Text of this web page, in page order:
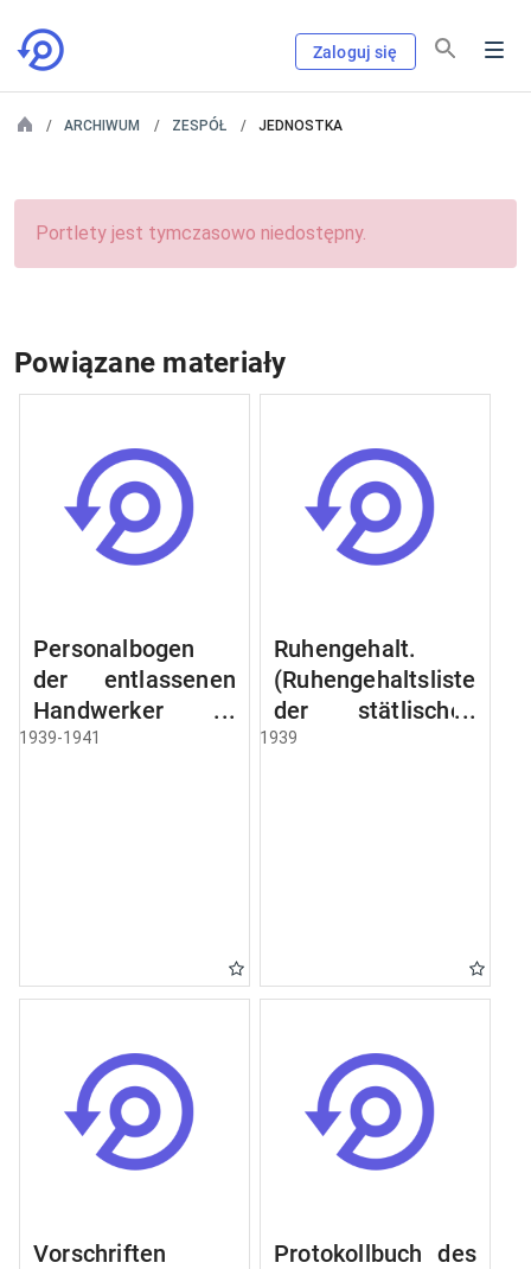
Zaloguj się
ARCHIWUM ZESPÓŁ JEDNOSTKA
Portlety jest tymczasowo niedostępny.
Powiązane materiały
Personalbogen
der entlassenen
Handwerker u.
Arbeiter des
1939-1941
Ruhengehalt.
(Ruhengehaltsliste
der stätlischen
Beamten u.
Raczyński! Schen
Bibliothek).
1939
Vorschriften
Protokollbuch des